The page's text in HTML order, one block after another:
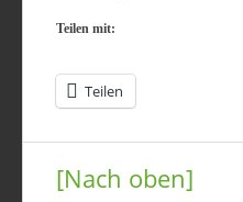
Teilen mit:
Teilen
[Nach oben]